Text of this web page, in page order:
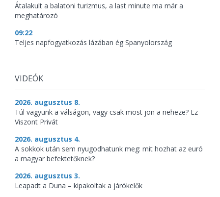
Átalakult a balatoni turizmus, a last minute ma már a
meghatározó
09:22
Teljes napfogyatkozás lázában ég Spanyolország
VIDEÓK
2026. augusztus 8.
Túl vagyunk a válságon, vagy csak most jön a neheze? Ez
Viszont Privát
2026. augusztus 4.
A sokkok után sem nyugodhatunk meg: mit hozhat az euró
a magyar befektetőknek?
2026. augusztus 3.
Leapadt a Duna – kipakoltak a járókelők